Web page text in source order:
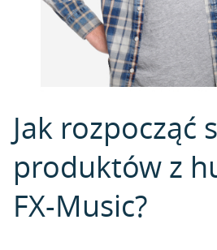
Jak rozpocząć
produktów z
FX-Music?